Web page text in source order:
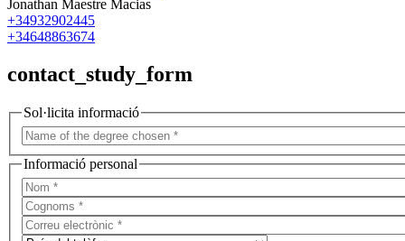
Jonathan Maestre Macias
+34932902445
+34648863674
contact_study_form
Sol·licita informació
Informació personal